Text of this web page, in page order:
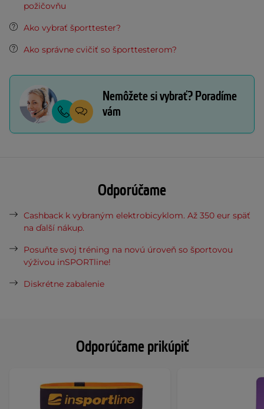
Odporúčame prikúpiť
požičovňu
Ako vybrať športtester?
Ako správne cvičiť so športtesterom?
Nemôžete si vybrať? Poradíme
vám
Odporúčame
Cashback k vybraným elektrobicyklom. Až 350 eur späť
na ďalší nákup.
Posuňte svoj tréning na novú úroveň so športovou
výživou inSPORTline!
Diskrétne zabalenie